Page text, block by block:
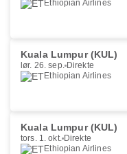
Ethiopian Airlines
Kuala Lumpur (KUL)
lør. 26. sep. Direkte
Ethiopian Airlines
Kuala Lumpur (KUL)
tors. 1. okt. Direkte
Ethiopian Airlines